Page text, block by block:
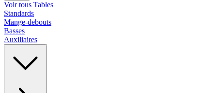
Voir tous Tables
Standards
Mange-debouts
Basses
Auxiliaires